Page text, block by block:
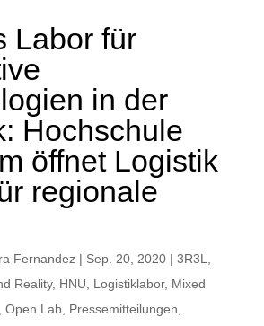
Labor für
in der
Hochschule
öffnet Logistik
regionale
Fernandez| Sep. 20, 2020| 3R3L
Reality, HNU Logistiklabor, Mixed
Open Lab, Pressemitteilungen